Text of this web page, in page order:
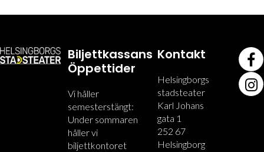
Biljettkassans
Öppettider
Vi håller
semesterstängt:
Under sommaren
håller vi
biljettkontoret
Kontakt
Helsingborgs
stadsteater
Karl Johans
gata 1
252 67
Helsingborg